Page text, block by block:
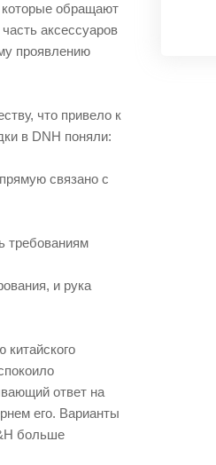
которые обращают
аксессуаров
проявлению
что привело к
в DNH поняли:
связано с
требованиям
и рука
ответ на
его. Варианты
больше